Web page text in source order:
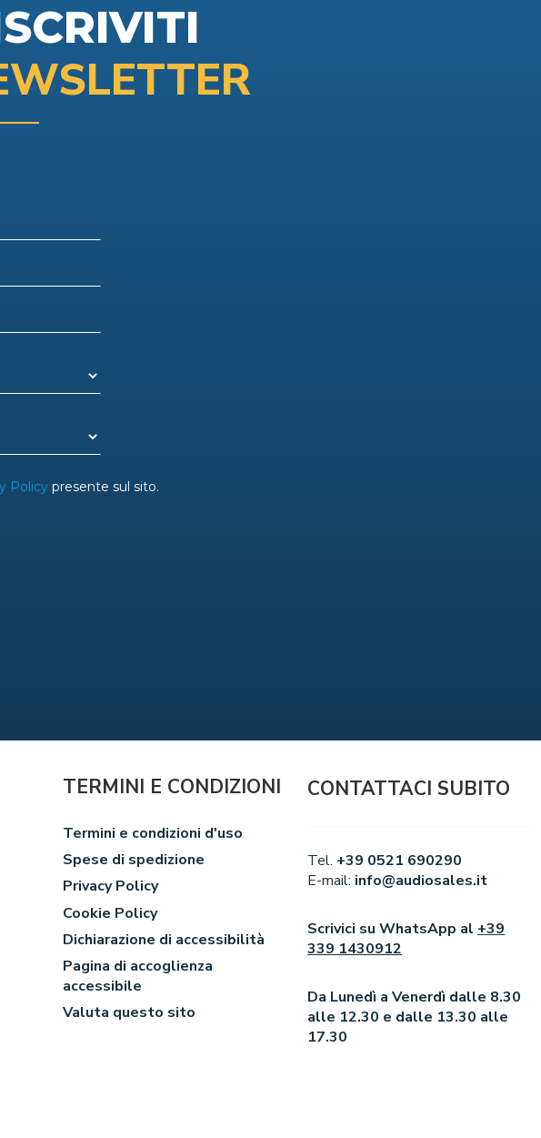
TERMINI E CONDIZIONI
Termini e condizioni d'uso
Spese di spedizione
Privacy Policy
Cookie Policy
Dichiarazione di accessibilità
Pagina di accoglienza
accessibile
Valuta questo sito
CONTATTACI SUBITO
Tel. +39 0521 690290
E-mail: info@audiosales.it
Scrivici su WhatsApp al+39
339 1430912
Da Lunedì a Venerdì dalle 8.30
alle 12.30 e dalle 13.30 alle
17.30